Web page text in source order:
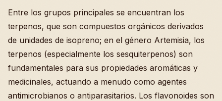
Entre los grupos principales se encuentran los
terpenos, que son compuestos orgánicos derivados
de unidades de isopreno; en el género Artemisia, los
terpenos (especialmente los sesquiterpenos) son
fundamentales para sus propiedades aromáticas y
medicinales, actuando a menudo como agentes
antimicrobianos o antiparasitarios. Los flavonoides son